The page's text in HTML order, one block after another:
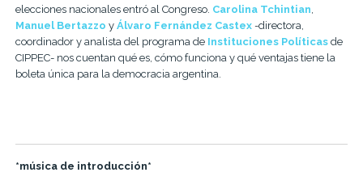
elecciones nacionales entró al Congreso. Carolina Tchintian
Manuel Bertazzo y Álvaro Fernández Castex-directora,
coordinador y analista del programa deInstituciones Políticasde
CIPPEC- nos cuentan qué es, cómo funciona y qué ventajas tiene la
boleta única para la democracia argentina.
*música de introducción*